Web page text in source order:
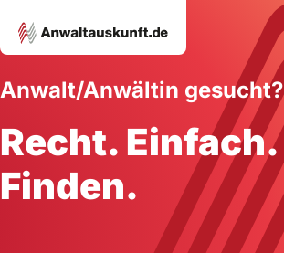
Anwalt/Anwältin gesucht?
Recht. Einfach.
Finden.